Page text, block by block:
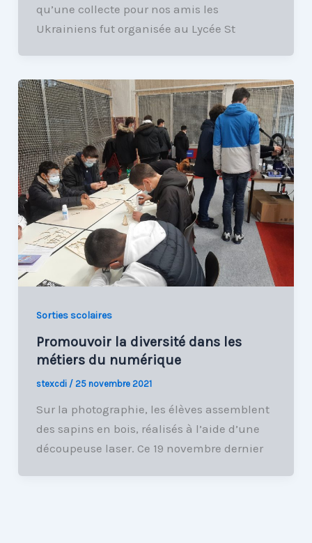
qu’une collecte pour nos amis les
Ukrainiens fut organisée au Lycée St
Sorties scolaires
Promouvoir la diversité dans les
métiers du numérique
stexcdi / 25 novembre 2021
Sur la photographie, les élèves assemblent
des sapins en bois, réalisés à l’aide d’une
découpeuse laser. Ce 19 novembre dernier